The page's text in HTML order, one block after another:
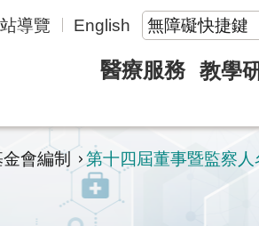
導覽 English 無障礙快捷鍵
醫療服務 教學
會編制 第十四屆董事暨監察人